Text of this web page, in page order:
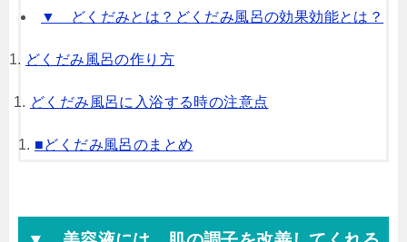
▼ どくだみとは？どくだみ風呂の効果効能とは？
どくだみ風呂の作り方
どくだみ風呂に入浴する時の注意点
■どくだみ風呂のまとめ